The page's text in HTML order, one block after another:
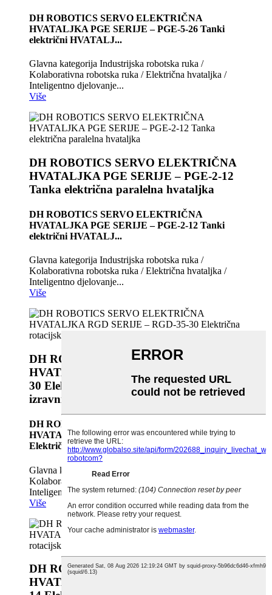
DH ROBOTICS SERVO ELEKTRIČNA
HVATALJKA PGE SERIJE – PGE-5-26 Tanki
električni HVATALJ...
Glavna kategorija Industrijska robotska ruka /
Kolaborativna robotska ruka / Električna hvataljka /
Inteligentno djelovanje...
Više
DH ROBOTICS SERVO ELEKTRIČNA
HVATALJKA PGE SERIJE – PGE-2-12
Tanka električna paralelna hvataljka
DH ROBOTICS SERVO ELEKTRIČNA
HVATALJKA PGE SERIJE – PGE-2-12 Tanki
električni HVATALJ...
Glavna kategorija Industrijska robotska ruka /
Kolaborativna robotska ruka / Električna hvataljka /
Inteligentno djelovanje...
Više
DH ROBOTICS SERVO ELEKTRIČNA
HVATALJKA RGD SERIJE – RGD-35-
30 Električna rotacijska hvataljka s
izravnim pogonom
DH ROBOTICS SERVO ELEKTRIČNA
HVATALJKA RGD SERIJE – RGD-35-30
Električni izravni pogon...
Glavna kategorija Industrijska robotska ruka /
Kolaborativna robotska ruka / Električna hvataljka /
Inteligentno djelovanje...
Više
DH ROBOTICS SERVO ELEKTRIČNA
HVATALJKA RGD SERIJE – RGD-35-